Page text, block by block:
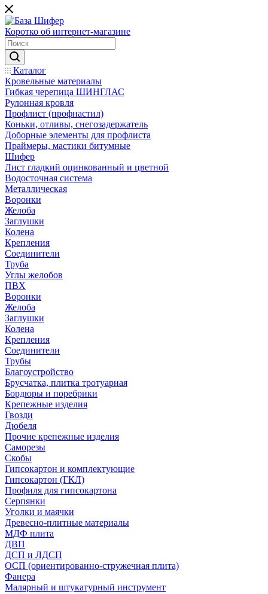
Коротко об интернет-магазине
Каталог
Кровельные материалы
Гибкая черепица ШИНГЛАС
Рулонная кровля
Профлист (профнастил)
Коньки, отливы, снегозадержатель
Доборные элементы для профлиста
Праймеры, мастики битумные
Шифер
Лист гладкий оцинкованный и цветной
Водосточная система
Металлическая
Воронки
Желоба
Заглушки
Колена
Крепления
Соединители
Труба
Углы желобов
ПВХ
Воронки
Желоба
Заглушки
Колена
Крепления
Соединители
Трубы
Благоустройство
Брусчатка, плитка тротуарная
Бордюры и поребрики
Крепежные изделия
Гвозди
Дюбеля
Прочие крепежные изделия
Саморезы
Скобы
Гипсокартон и комплектующие
Гипсокартон (ГКЛ)
Профиля для гипсокартона
Серпянки
Уголки и маячки
Древесно-плитные материалы
МДФ плита
ДВП
ДСП и ЛДСП
ОСП (ориентированно-стружечная плита)
Фанера
Малярный и штукатурный инструмент